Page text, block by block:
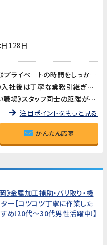
128日
《年間休日128日・土日祝休み》プライベートの時間をしっかり確保できます。GW・夏季・年末年始の長期休暇もあり♪
《引継ぎ・教育がしっかりある》入社後は丁寧な業務引継ぎがあるため、初めての職場でも安心してスタートできます。
《アットホームで長く働きやすい職場》スタッフ同士の距離が近く、相談しやすい雰囲気。長期間にわたって活躍できる環境です。
注目ポイントをもっと見る
かんたん応募
》金属加工補助・バリ取り・機
ー【コツコツ丁寧に作業した
め!20代～30代男性活躍中!】